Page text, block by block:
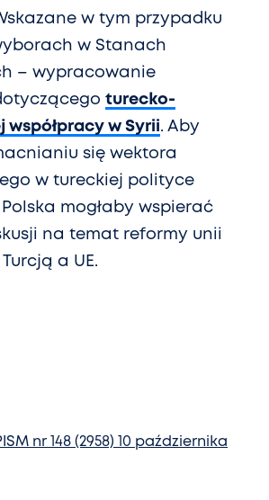
w tym przypadku
w Stanach
– wypracowanie
turecko-
współpracy w Syrii. Aby
się wektora
w tureckiej polityce
mogłaby wspierać
na temat reformy unii
a UE.
nr 148 (2958) 10 października